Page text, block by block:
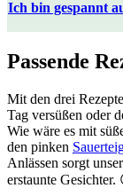
Ich bin gespannt
Passende
Mit den drei
Tag versüßen oder
Wie wäre es mit
den pinken
Anlässen sorgt
erstaunte Gesichter.